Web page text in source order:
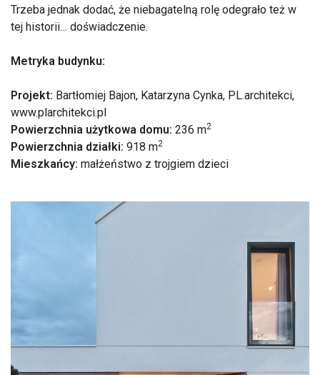
Trzeba jednak dodać, że niebagatelną rolę odegrało też w
tej historii… doświadczenie.
Metryka budynku:
Projekt: Bartłomiej Bajon, Katarzyna Cynka, PL.architekci,
www.plarchitekci.pl
Powierzchnia użytkowa domu: 236 m2
Powierzchnia działki: 918 m2
Mieszkańcy: małżeństwo z trojgiem dzieci